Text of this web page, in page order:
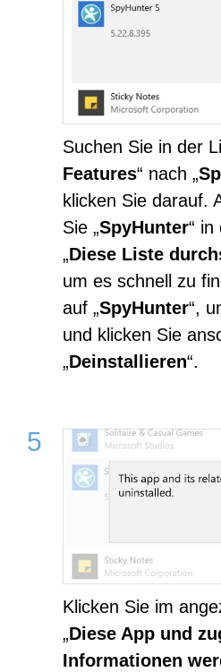
Suchen Sie in der
Features“ nach „
klicken Sie darauf.
Sie „SpyHunter“ in
„Diese Liste
um es schnell zu
auf „SpyHunter“,
und klicken Sie
„Deinstallieren“.
Klicken Sie im
„Diese App und
Informationen